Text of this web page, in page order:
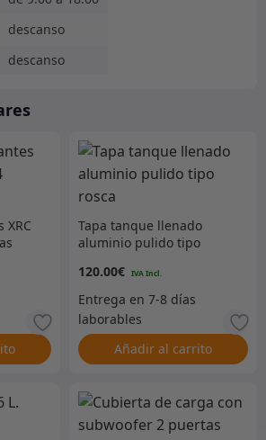
descanso
descanso
XRC
Tapa tanque llenado
aluminio pulido tipo
120.00€
Añadir al carrito